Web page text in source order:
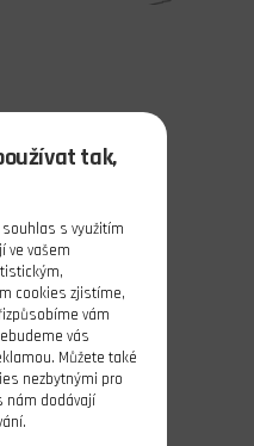
tak,
s využitím
ve vašem
cookies zjistíme,
vám
vás
Můžete také
nezbytnými pro
nám dodávají